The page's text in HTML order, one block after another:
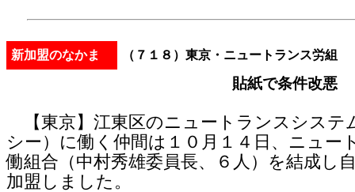
新加盟のなかま （７１８）東京・ニュートランス労組
貼紙で条件改悪
【東京】江東区のニュートランスシステ
シー）に働く仲間は１０月１４日、ニュー
働組合（中村秀雄委員長、６人）を結成し
加盟しました。